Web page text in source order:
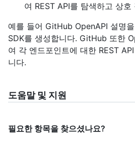
여 REST API를 탐색하고 상호
예를 들어 GitHub OpenAPI 설명
SDK를 생성합니다. GitHub 또한
여 각 엔드포인트에 대한 REST
니다.
도움말 및 지원
필요한 항목을 찾으셨나요?